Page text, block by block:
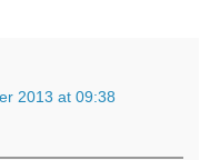
2013 at 09:38